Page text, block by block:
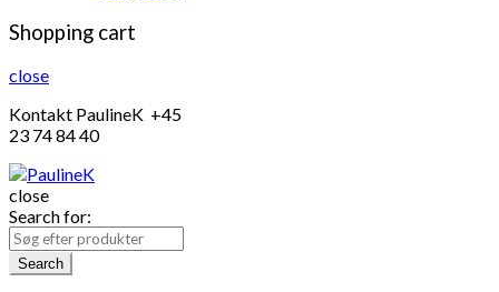
Shopping cart
close
Kontakt PaulineK +45
23 74 84 40
close
Search for:
Search